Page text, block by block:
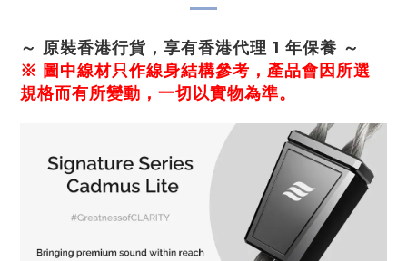
～ 原裝香港行貨，享有香港代理 1 年保養 ～
※ 圖中線材只作線身結構參考，產品會因所選
規格而有所變動，一切以實物為準。